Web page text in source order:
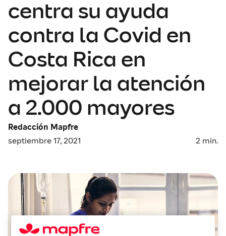
centra su ayuda
contra la Covid en
Costa Rica en
mejorar la atención
a 2.000 mayores
Redacción Mapfre
septiembre 17, 2021
2 min.